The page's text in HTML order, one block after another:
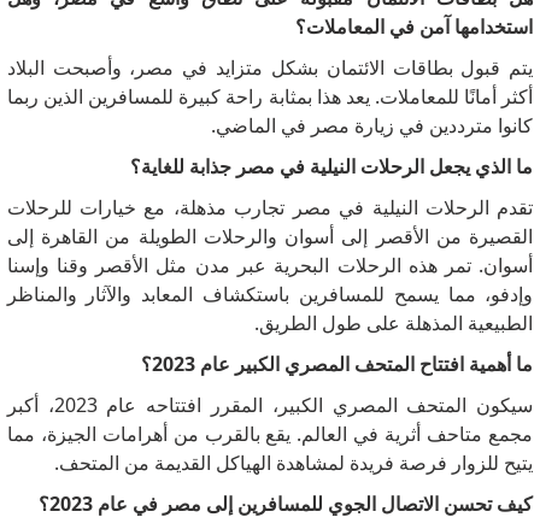
استخدامها آمن في المعاملات؟
يتم قبول بطاقات الائتمان بشكل متزايد في مصر، وأصبحت البلاد
أكثر أمانًا للمعاملات. يعد هذا بمثابة راحة كبيرة للمسافرين الذين ربما
كانوا مترددين في زيارة مصر في الماضي.
ما الذي يجعل الرحلات النيلية في مصر جذابة للغاية؟
تقدم الرحلات النيلية في مصر تجارب مذهلة، مع خيارات للرحلات
القصيرة من الأقصر إلى أسوان والرحلات الطويلة من القاهرة إلى
أسوان. تمر هذه الرحلات البحرية عبر مدن مثل الأقصر وقنا وإسنا
وإدفو، مما يسمح للمسافرين باستكشاف المعابد والآثار والمناظر
الطبيعية المذهلة على طول الطريق.
ما أهمية افتتاح المتحف المصري الكبير عام 2023؟
سيكون المتحف المصري الكبير، المقرر افتتاحه عام 2023، أكبر
مجمع متاحف أثرية في العالم. يقع بالقرب من أهرامات الجيزة، مما
يتيح للزوار فرصة فريدة لمشاهدة الهياكل القديمة من المتحف.
كيف تحسن الاتصال الجوي للمسافرين إلى مصر في عام 2023؟